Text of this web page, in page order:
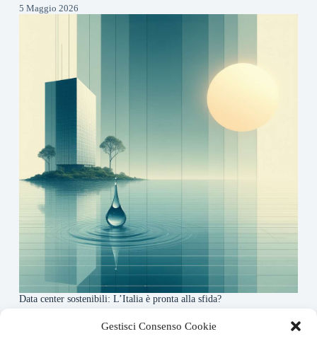
Gestisci Consenso Cookie
5 Maggio 2026
Data center sostenibili: L’Italia è pronta alla sfida?